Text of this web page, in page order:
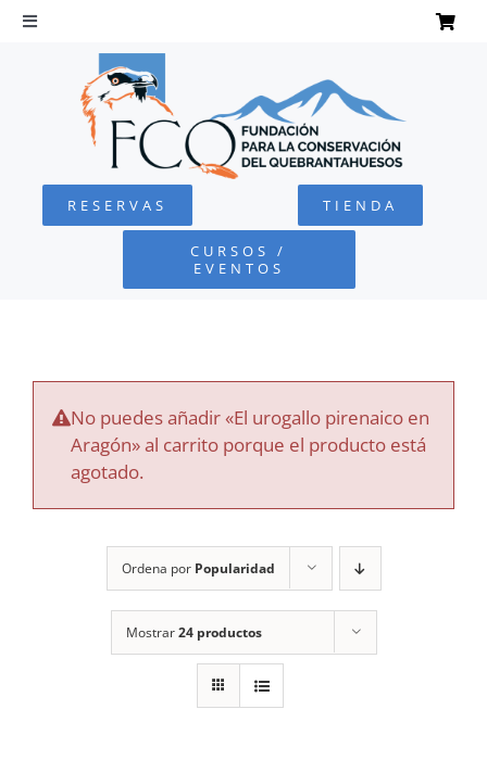
Saltar
Toggle
Navigation
QUEBRANTAHUESOS
FUNDACIÓN
COLABORA
RECURSOS
CONTACTO
RESERVAS TIENDA
CURSOS /
EVENTOS
No puedes añadir «El urogallo pirenaico en
Aragón» al carrito porque el producto está
agotado.
Ordena por Popularidad
Mostrar24 productos